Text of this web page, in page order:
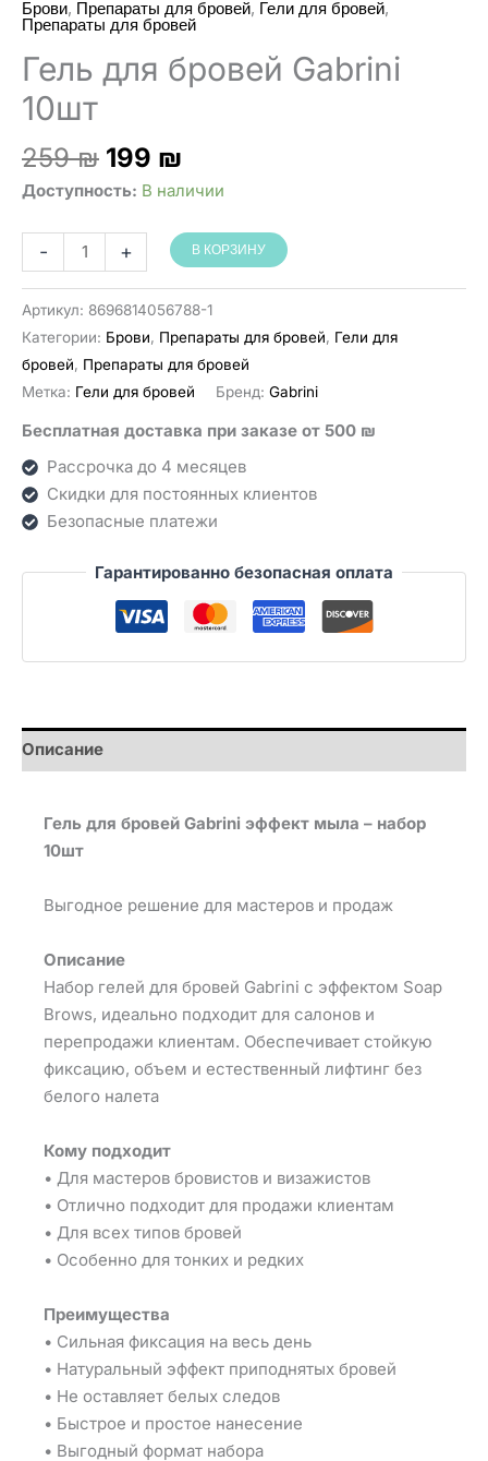
Брови, Препараты для бровей, Гели для бровей,
Препараты для бровей
Гель для бровей Gabrini
10шт
259₪ Первоначальная
цена
259 ₪.
199 ₪
цена:
Доступность: В наличии
-
Количество
товара
Gabrini
ג׳ל
לגבות
אפקט
10
יחידות
+ В КОРЗИНУ
Артикул: 8696814056788-1
Категории: Брови, Препараты для бровей, Гели для
бровей, Препараты для бровей
Метка: Гели для бровей Бренд: Gabrini
Бесплатная доставка при заказе от 500 ₪
Рассрочка до 4 месяцев
Скидки для постоянных клиентов
Безопасные платежи
Гарантированно безопасная оплата
Описание
Гель для бровей Gabrini эффект мыла – набор
10шт
Выгодное решение для мастеров и продаж
Описание
Набор гелей для бровей Gabrini с эффектом Soap
Brows, идеально подходит для салонов и
перепродажи клиентам. Обеспечивает стойкую
фиксацию, объем и естественный лифтинг без
белого налета
Кому подходит
• Для мастеров бровистов и визажистов
• Отлично подходит для продажи клиентам
• Для всех типов бровей
• Особенно для тонких и редких
Преимущества
• Сильная фиксация на весь день
• Натуральный эффект приподнятых бровей
• Не оставляет белых следов
• Быстрое и простое нанесение
• Выгодный формат набора